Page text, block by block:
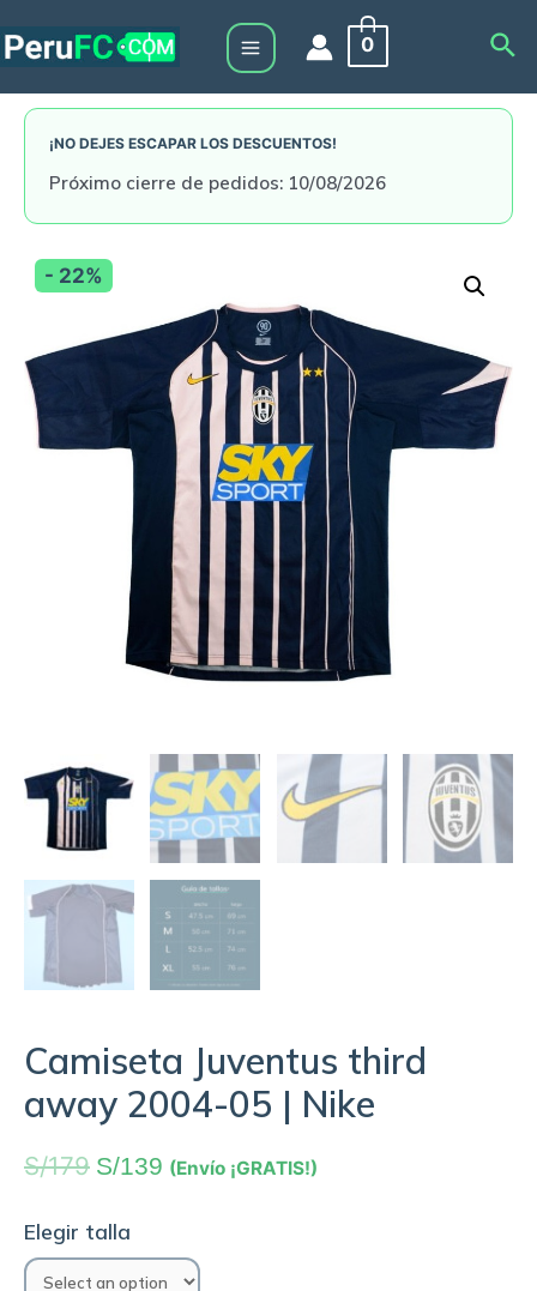
to
Main
Menu
0
¡NO DEJES ESCAPAR LOS DESCUENTOS!
Próximo cierre de pedidos: 10/08/2026
- 22%
Camiseta Juventus third
away 2004-05 | Nike
S/179 S/139 (Envío ¡GRATIS!)
Elegir talla